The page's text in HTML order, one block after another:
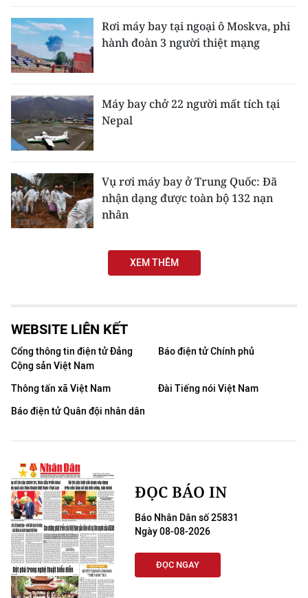
中文
FRANÇAIS
ESPAÑOL
Rơi máy bay tại ngoại ô Moskva, phi
hành đoàn 3 người thiệt mạng
Máy bay chở 22 người mất tích tại
Nepal
Vụ rơi máy bay ở Trung Quốc: Đã
nhận dạng được toàn bộ 132 nạn
nhân
XEM THÊM
WEBSITE LIÊN KẾT
Cổng thông tin điện tử Đảng
Cộng sản Việt Nam
Báo điện tử Chính phủ
Thông tấn xã Việt Nam
Đài Tiếng nói Việt Nam
Báo điện tử Quân đội nhân dân
ĐỌC BÁO IN
Báo Nhân Dân số 25831
Ngày 08-08-2026
ĐỌC NGAY